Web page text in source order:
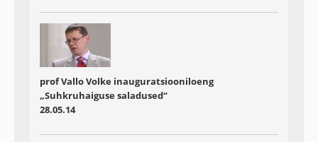
prof Vallo Volke inauguratsiooniloeng
„Suhkruhaiguse saladused“
28.05.14